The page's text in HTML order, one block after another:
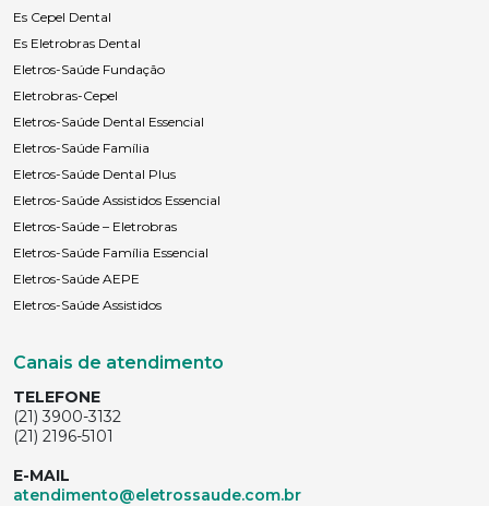
Es Cepel Dental
Es Eletrobras Dental
Eletros-Saúde Fundação
Eletrobras-Cepel
Eletros-Saúde Dental Essencial
Eletros-Saúde Família
Eletros-Saúde Dental Plus
Eletros-Saúde Assistidos Essencial
Eletros-Saúde – Eletrobras
Eletros-Saúde Família Essencial
Eletros-Saúde AEPE
Eletros-Saúde Assistidos
Canais de atendimento
TELEFONE
(21) 3900-3132
(21) 2196-5101
E-MAIL
atendimento@eletrossaude.com.br